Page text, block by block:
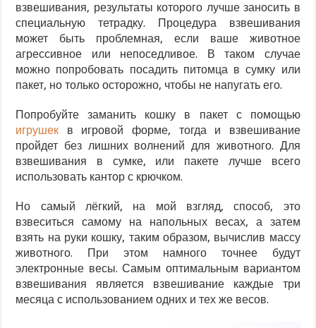
взвешивания, результаты которого лучше заносить в
специальную тетрадку. Процедура взвешивания
может быть проблемная, если ваше животное
агрессивное или непоседливое. В таком случае
можно попробовать посадить питомца в сумку или
пакет, но только осторожно, чтобы не напугать его.
Попробуйте заманить кошку в пакет с помощью
игрушек в игровой форме, тогда и взвешивание
пройдет без лишних волнений для животного. Для
взвешивания в сумке, или пакете лучше всего
использовать кантор с крючком.
Но самый лёгкий, на мой взгляд, способ, это
взвеситься самому на напольных весах, а затем
взять на руки кошку, таким образом, вычислив массу
животного. При этом намного точнее будут
электронные весы. Самым оптимальным вариантом
взвешивания является взвешивание каждые три
месяца с использованием одних и тех же весов.